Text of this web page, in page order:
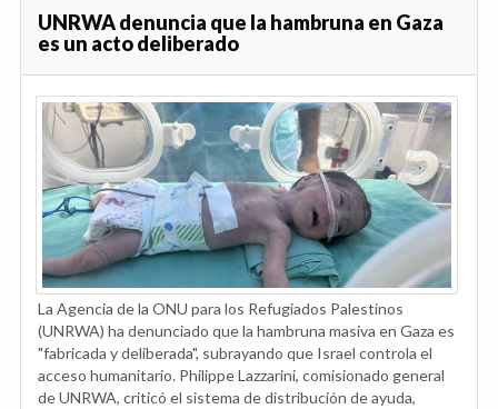
UNRWA denuncia que la hambruna en Gaza
es un acto deliberado
La Agencia de la ONU para los Refugiados Palestinos
(UNRWA) ha denunciado que la hambruna masiva en Gaza es
"fabricada y deliberada", subrayando que Israel controla el
acceso humanitario. Philippe Lazzarini, comisionado general
de UNRWA, criticó el sistema de distribución de ayuda,